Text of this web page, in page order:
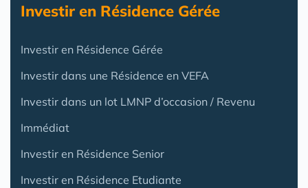
Investir en Résidence Gérée
Investir en Résidence Gérée
Investir dans une Résidence en VEFA
Investir dans un lot LMNP d’occasion / Revenu
Immédiat
Investir en Résidence Senior
Investir en Résidence Etudiante